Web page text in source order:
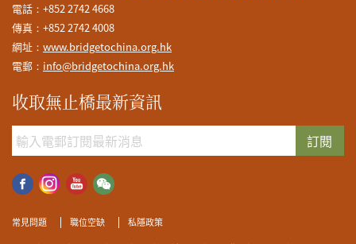
電話：+852 2742 4668
傳真：+852 2742 4008
網址： www.bridgetochina.org.hk
電郵： info@bridgetochina.org.hk
收取無止橋最新資訊
訂閱
常見問題 職位空缺 私隱政策